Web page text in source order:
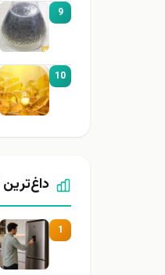
9
10
داغ‌ترین ۳ ماه اخیر
1